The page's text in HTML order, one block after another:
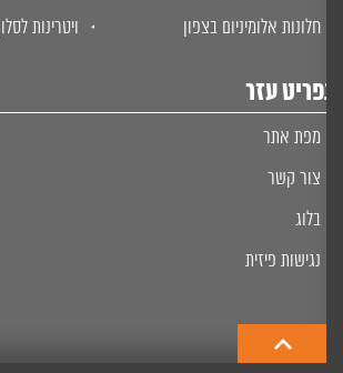
חלונות אלומיניום בצפון
ויטרינות לסלון
עזר
מפת אתר
צור קשר
בלוג
נגישות פיזית